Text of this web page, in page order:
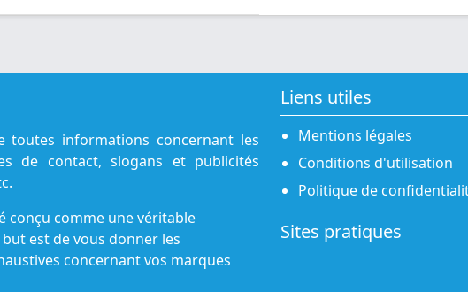
toutes informations concernant les
de contact, slogans et publicités
conçu comme une véritable
est de vous donner les
concernant vos marques
Liens utiles
Mentions légales
Conditions d'utilisation
Politique de
Sites pratiques